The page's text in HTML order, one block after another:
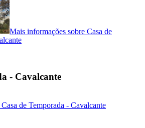
Mais informações sobre Casa de
- Cavalcante
de Temporada - Cavalcante